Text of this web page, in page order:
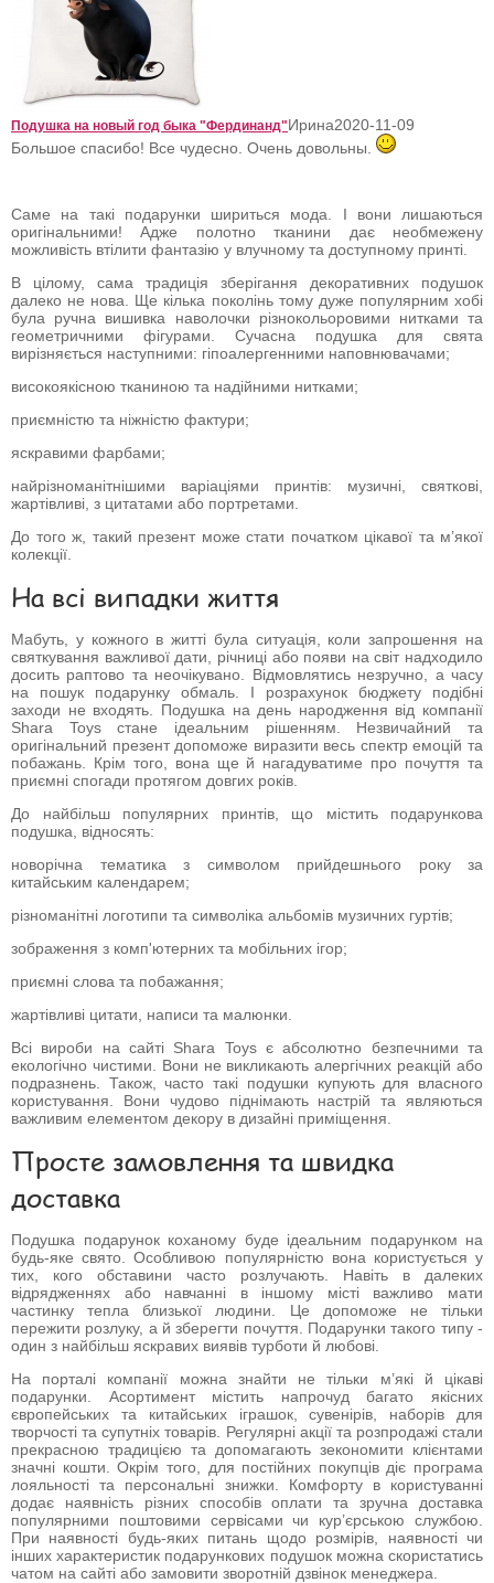
Подушка на новый год быка "Фердинанд"Ирина2020-11-09
Большое спасибо! Все чудесно. Очень довольны.
Саме на такі подарунки шириться мода. І вони лишаються
оригінальними! Адже полотно тканини дає необмежену
можливість втілити фантазію у влучному та доступному принті.
В цілому, сама традиція зберігання декоративних подушок
далеко не нова. Ще кілька поколінь тому дуже популярним хобі
була ручна вишивка наволочки різнокольоровими нитками та
геометричними фігурами. Сучасна подушка для свята
вирізняється наступними: гіпоалергенними наповнювачами;
високоякісною тканиною та надійними нитками;
приємністю та ніжністю фактури;
яскравими фарбами;
найрізноманітнішими варіаціями принтів: музичні, святкові,
жартівливі, з цитатами або портретами.
До того ж, такий презент може стати початком цікавої та м’якої
колекції.
На всі випадки життя
Мабуть, у кожного в житті була ситуація, коли запрошення на
святкування важливої дати, річниці або появи на світ надходило
досить раптово та неочікувано. Відмовлятись незручно, а часу
на пошук подарунку обмаль. І розрахунок бюджету подібні
заходи не входять. Подушка на день народження від компанії
Shara Toys стане ідеальним рішенням. Незвичайний та
оригінальний презент допоможе виразити весь спектр емоцій та
побажань. Крім того, вона ще й нагадуватиме про почуття та
приємні спогади протягом довгих років.
До найбільш популярних принтів, що містить подарункова
подушка, відносять:
новорічна тематика з символом прийдешнього року за
китайським календарем;
різноманітні логотипи та символіка альбомів музичних гуртів;
зображення з комп'ютерних та мобільних ігор;
приємні слова та побажання;
жартівливі цитати, написи та малюнки.
Всі вироби на сайті Shara Toys є абсолютно безпечними та
екологічно чистими. Вони не викликають алергічних реакцій або
подразнень. Також, часто такі подушки купують для власного
користування. Вони чудово піднімають настрій та являються
важливим елементом декору в дизайні приміщення.
Просте замовлення та швидка
доставка
Подушка подарунок коханому буде ідеальним подарунком на
будь-яке свято. Особливою популярністю вона користується у
тих, кого обставини часто розлучають. Навіть в далеких
відрядженнях або навчанні в іншому місті важливо мати
частинку тепла близької людини. Це допоможе не тільки
пережити розлуку, а й зберегти почуття. Подарунки такого типу -
один з найбільш яскравих виявів турботи й любові.
На порталі компанії можна знайти не тільки м’які й цікаві
подарунки. Асортимент містить напрочуд багато якісних
європейських та китайських іграшок, сувенірів, наборів для
творчості та супутніх товарів. Регулярні акції та розпродажі стали
прекрасною традицією та допомагають зекономити клієнтами
значні кошти. Окрім того, для постійних покупців діє програма
лояльності та персональні знижки. Комфорту в користуванні
додає наявність різних способів оплати та зручна доставка
популярними поштовими сервісами чи кур’єрською службою.
При наявності будь-яких питань щодо розмірів, наявності чи
інших характеристик подарункових подушок можна скористатись
чатом на сайті або замовити зворотній дзвінок менеджера.